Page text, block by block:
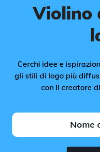
Violino
Cerchi idee e
gli stili di logo più
con il creatore